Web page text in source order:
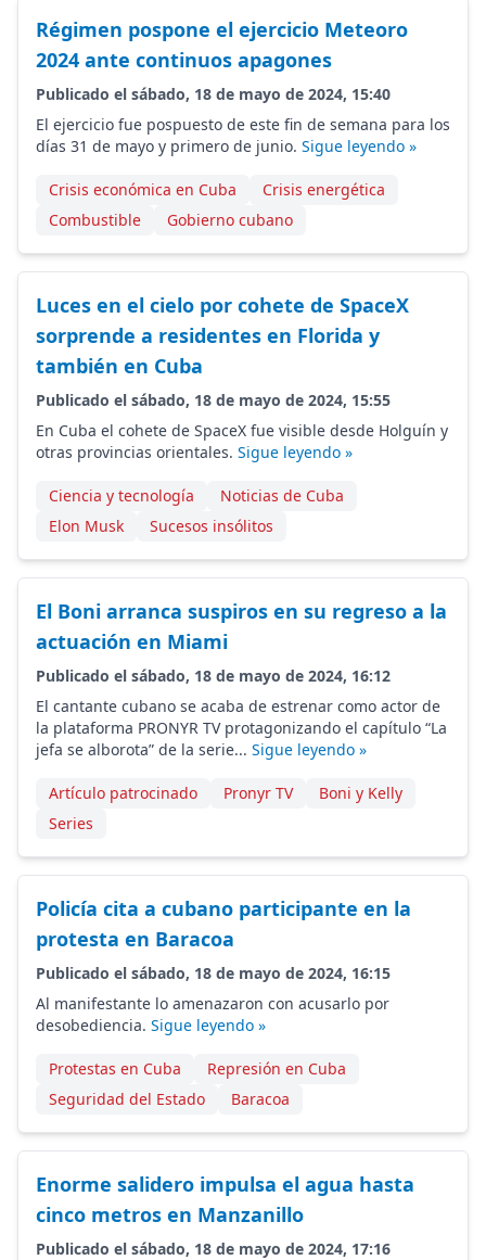
Régimen pospone el ejercicio Meteoro
2024 ante continuos apagones
Publicado el sábado, 18 de mayo de 2024, 15:40
El ejercicio fue pospuesto de este fin de semana para los
días 31 de mayo y primero de junio. Sigue leyendo »
Crisis económica en Cuba
Crisis energética
Combustible
Gobierno cubano
Luces en el cielo por cohete de SpaceX
sorprende a residentes en Florida y
también en Cuba
Publicado el sábado, 18 de mayo de 2024, 15:55
En Cuba el cohete de SpaceX fue visible desde Holguín y
otras provincias orientales. Sigue leyendo »
Ciencia y tecnología
Noticias de Cuba
Elon Musk
Sucesos insólitos
El Boni arranca suspiros en su regreso a la
actuación en Miami
Publicado el sábado, 18 de mayo de 2024, 16:12
El cantante cubano se acaba de estrenar como actor de
la plataforma PRONYR TV protagonizando el capítulo “La
jefa se alborota” de la serie... Sigue leyendo »
Artículo patrocinado Pronyr TV
Boni y Kelly
Series
Policía cita a cubano participante en la
protesta en Baracoa
Publicado el sábado, 18 de mayo de 2024, 16:15
Al manifestante lo amenazaron con acusarlo por
desobediencia. Sigue leyendo »
Protestas en Cuba
Represión en Cuba
Seguridad del Estado
Baracoa
Enorme salidero impulsa el agua hasta
cinco metros en Manzanillo
Publicado el sábado, 18 de mayo de 2024, 17:16